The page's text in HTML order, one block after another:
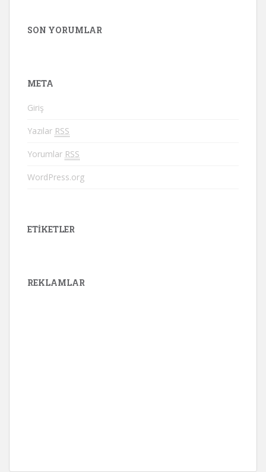
SON YORUMLAR
META
Giriş
Yazılar RSS
Yorumlar RSS
WordPress.org
ETIKETLER
REKLAMLAR